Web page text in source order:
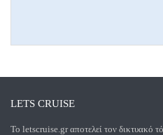
LETS CRUISE
Το letscruise.gr αποτελεί τον δικτυακό